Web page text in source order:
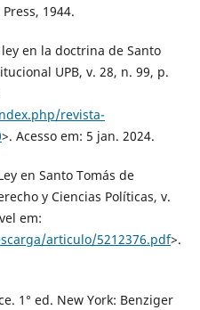
1944.
ley en la doctrina de Santo
UPB, v. 28, n. 99, p.
revista-
>. Acesso em: 5 jan. 2024.
en Santo Tomás de
y Ciencias Políticas, v.
em:
articulo/5212376.pdf>.
1° ed. New York: Benziger